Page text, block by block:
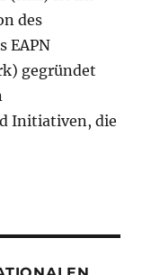
des
EAPN
gegründet
Initiativen, die